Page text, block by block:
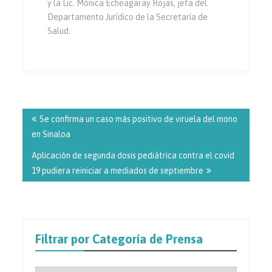
y la Lic. Mónica Echeagaray Rojas, jefa del
Departamento Jurídico de la Secretaría de
Salud.
de
entradas
Se confirma un caso más positivo de viruela del mono
en Sinaloa
Aplicación de segunda dosis pediátrica contra el covid
19 pudiera reiniciar a mediados de septiembre
Filtrar por Categoría de Prensa